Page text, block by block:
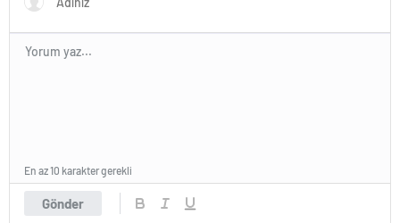
Gönder
En az 10 karakter gerekli